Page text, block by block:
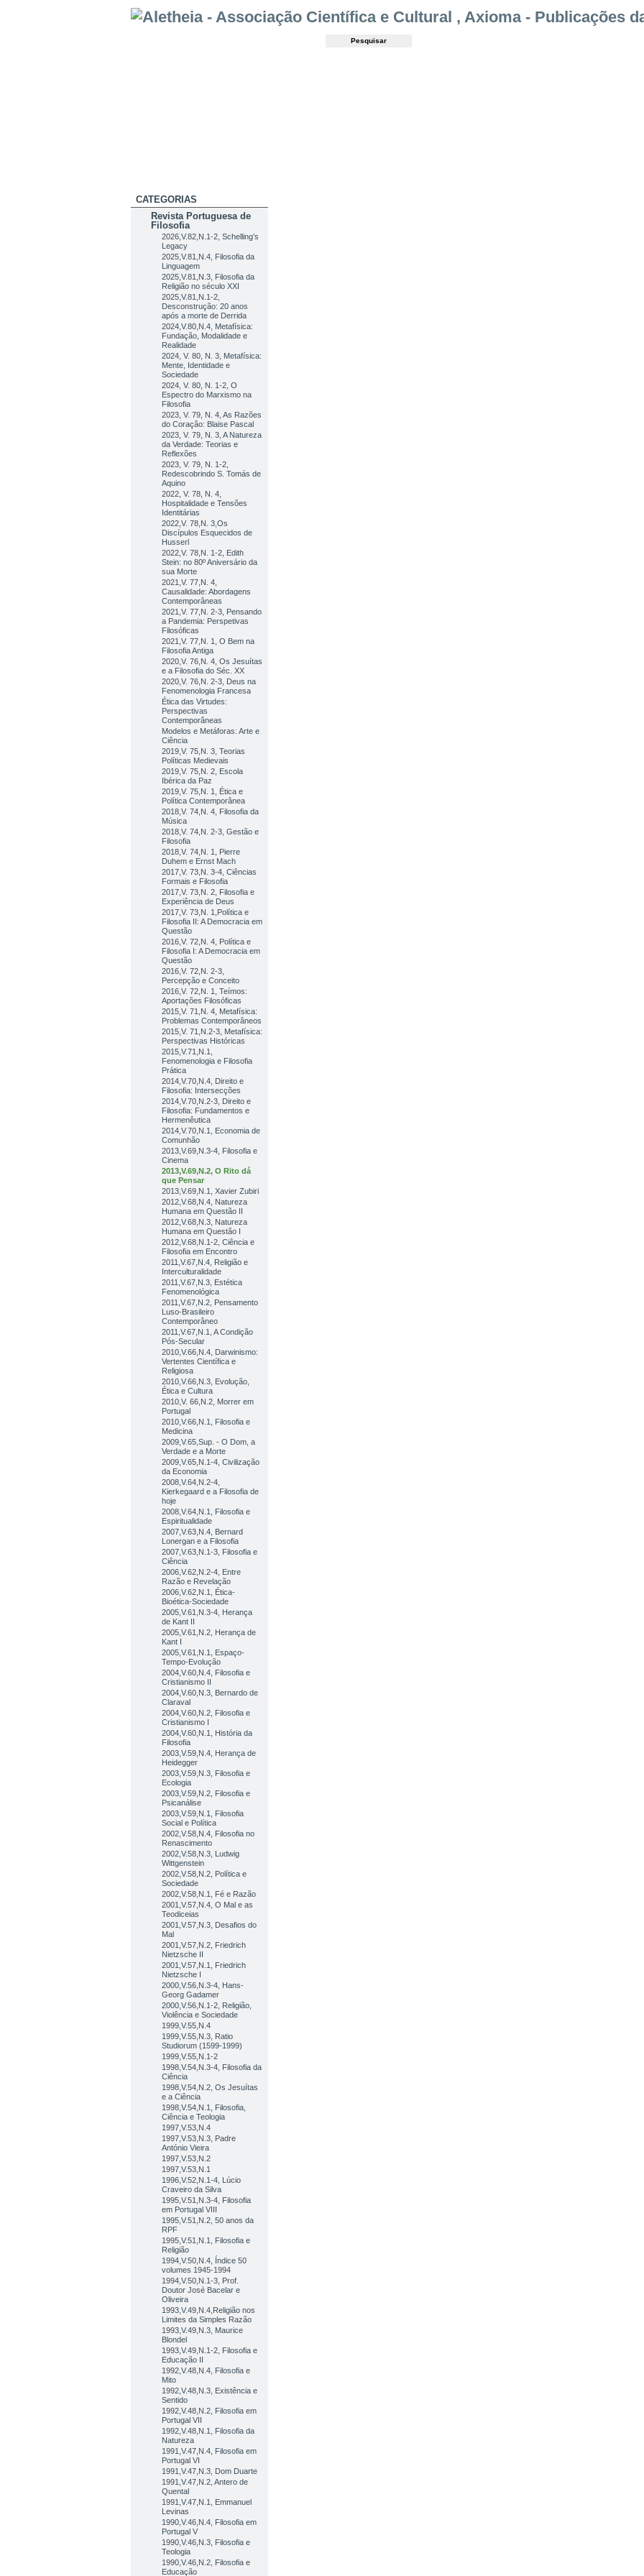
CATEGORIAS
Revista Portuguesa de
Filosofia
2026,V.82,N.1-2, Schelling’s
Legacy
2025,V.81,N.4, Filosofia da
Linguagem
2025,V.81,N.3, Filosofia da
Religião no século XXI
2025,V.81,N.1-2,
Desconstrução: 20 anos
após a morte de Derrida
2024,V.80,N.4, Metafísica:
Fundação, Modalidade e
Realidade
2024, V. 80, N. 3, Metafísica:
Mente, Identidade e
Sociedade
2024, V. 80, N. 1-2, O
Espectro do Marxismo na
Filosofia
2023, V. 79, N. 4, As Razões
do Coração: Blaise Pascal
2023, V. 79, N. 3, A Natureza
da Verdade: Teorias e
Reflexões
2023, V. 79, N. 1-2,
Redescobrindo S. Tomás de
Aquino
2022, V. 78, N. 4,
Hospitalidade e Tensões
Identitárias
2022,V. 78,N. 3,Os
Discípulos Esquecidos de
Husserl
2022,V. 78,N. 1-2, Edith
Stein: no 80º Aniversário da
sua Morte
2021,V. 77,N. 4,
Causalidade: Abordagens
Contemporâneas
2021,V. 77,N. 2-3, Pensando
a Pandemia: Perspetivas
Filosóficas
2021,V. 77,N. 1, O Bem na
Filosofia Antiga
2020,V. 76,N. 4, Os Jesuítas
e a Filosofia do Séc. XX
2020,V. 76,N. 2-3, Deus na
Fenomenologia Francesa
Ética das Virtudes:
Perspectivas
Contemporâneas
Modelos e Metáforas: Arte e
Ciência
2019,V. 75,N. 3, Teorias
Políticas Medievais
2019,V. 75,N. 2, Escola
Ibérica da Paz
2019,V. 75,N. 1, Ética e
Política Contemporânea
2018,V. 74,N. 4, Filosofia da
Música
2018,V. 74,N. 2-3, Gestão e
Filosofia
2018,V. 74,N. 1, Pierre
Duhem e Ernst Mach
2017,V. 73,N. 3-4, Ciências
Formais e Filosofia
2017,V. 73,N. 2, Filosofia e
Experiência de Deus
2017,V. 73,N. 1,Política e
Filosofia II: A Democracia em
Questão
2016,V. 72,N. 4, Política e
Filosofia I: A Democracia em
Questão
2016,V. 72,N. 2-3,
Percepção e Conceito
2016,V. 72,N. 1, Teímos:
Aportações Filosóficas
2015,V. 71,N. 4, Metafísica:
Problemas Contemporâneos
2015,V. 71,N.2-3, Metafísica:
Perspectivas Históricas
2015,V.71,N.1,
Fenomenologia e Filosofia
Prática
2014,V.70,N.4, Direito e
Filosofia: Intersecções
2014,V.70,N.2-3, Direito e
Filosofia: Fundamentos e
Hermenêutica
2014,V.70,N.1, Economia de
Comunhão
2013,V.69,N.3-4, Filosofia e
Cinema
2013,V.69,N.2, O Rito dá
que Pensar
2013,V.69,N.1, Xavier Zubiri
2012,V.68,N.4, Natureza
Humana em Questão II
2012,V.68,N.3, Natureza
Humana em Questão I
2012,V.68,N.1-2, Ciência e
Filosofia em Encontro
2011,V.67,N.4, Religião e
Interculturalidade
2011,V.67,N.3, Estética
Fenomenológica
2011,V.67,N.2, Pensamento
Luso-Brasileiro
Contemporâneo
2011,V.67,N.1, A Condição
Pós-Secular
2010,V.66,N.4, Darwinismo:
Vertentes Científica e
Religiosa
2010,V.66,N.3, Evolução,
Ética e Cultura
2010,V. 66,N.2, Morrer em
Portugal
2010,V.66,N.1, Filosofia e
Medicina
2009,V.65,Sup. - O Dom, a
Verdade e a Morte
2009,V.65,N.1-4, Civilização
da Economia
2008,V.64,N.2-4,
Kierkegaard e a Filosofia de
hoje
2008,V.64,N.1, Filosofia e
Espiritualidade
2007,V.63,N.4, Bernard
Lonergan e a Filosofia
2007,V.63,N.1-3, Filosofia e
Ciência
2006,V.62,N.2-4, Entre
Razão e Revelação
2006,V.62,N.1, Ética-
Bioética-Sociedade
2005,V.61,N.3-4, Herança
de Kant II
2005,V.61,N.2, Herança de
Kant I
2005,V.61,N.1, Espaço-
Tempo-Evolução
2004,V.60,N.4, Filosofia e
Cristianismo II
2004,V.60,N.3, Bernardo de
Claraval
2004,V.60,N.2, Filosofia e
Cristianismo I
2004,V.60,N.1, História da
Filosofia
2003,V.59,N.4, Herança de
Heidegger
2003,V.59,N.3, Filosofia e
Ecologia
2003,V.59,N.2, Filosofia e
Psicanálise
2003,V.59,N.1, Filosofia
Social e Política
2002,V.58,N.4, Filosofia no
Renascimento
2002,V.58,N.3, Ludwig
Wittgenstein
2002,V.58,N.2, Política e
Sociedade
2002,V.58,N.1, Fé e Razão
2001,V.57,N.4, O Mal e as
Teodiceias
2001,V.57,N.3, Desafios do
Mal
2001,V.57,N.2, Friedrich
Nietzsche II
2001,V.57,N.1, Friedrich
Nietzsche I
2000,V.56,N.3-4, Hans-
Georg Gadamer
2000,V.56,N.1-2, Religião,
Violência e Sociedade
1999,V.55,N.4
1999,V.55,N.3, Ratio
Studiorum (1599-1999)
1999,V.55,N.1-2
1998,V.54,N.3-4, Filosofia da
Ciência
1998,V.54,N.2, Os Jesuítas
e a Ciência
1998,V.54,N.1, Filosofia,
Ciência e Teologia
1997,V.53,N.4
1997,V.53,N.3, Padre
António Vieira
1997,V.53,N.2
1997,V.53,N.1
1996,V.52,N.1-4, Lúcio
Craveiro da Silva
1995,V.51,N.3-4, Filosofia
em Portugal VIII
1995,V.51,N.2, 50 anos da
RPF
1995,V.51,N.1, Filosofia e
Religião
1994,V.50,N.4, Índice 50
volumes 1945-1994
1994,V.50,N.1-3, Prof.
Doutor José Bacelar e
Oliveira
1993,V.49,N.4,Religião nos
Limites da Simples Razão
1993,V.49,N.3, Maurice
Blondel
1993,V.49,N.1-2, Filosofia e
Educação II
1992,V.48,N.4, Filosofia e
Mito
1992,V.48,N.3, Existência e
Sentido
1992,V.48,N.2, Filosofia em
Portugal VII
1992,V.48,N.1, Filosofia da
Natureza
1991,V.47,N.4, Filosofia em
Portugal VI
1991,V.47,N.3, Dom Duarte
1991,V.47,N.2, Antero de
Quental
1991,V.47,N.1, Emmanuel
Levinas
1990,V.46,N.4, Filosofia em
Portugal V
1990,V.46,N.3, Filosofia e
Teologia
1990,V.46,N.2, Filosofia e
Educação